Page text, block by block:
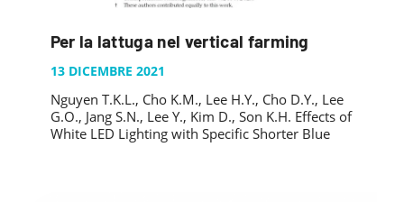
Per la lattuga nel vertical farming
13 DICEMBRE 2021
Nguyen T.K.L., Cho K.M., Lee H.Y., Cho D.Y., Lee
G.O., Jang S.N., Lee Y., Kim D., Son K.H. Effects of
White LED Lighting with Specific Shorter Blue